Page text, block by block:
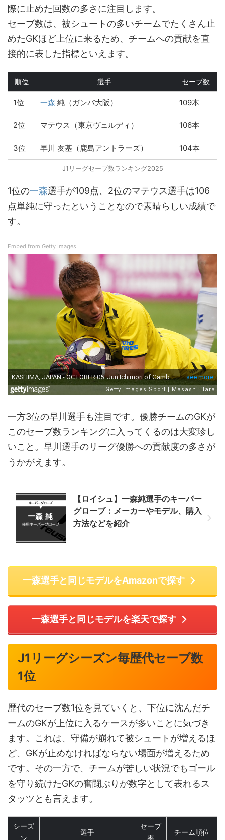
際に止めた回数の多さに注目します。
セーブ数は、被シュートの多いチームでたくさん止
めたGKほど上位に来るため、チームへの貢献を直
接的に表した指標といえます。
順位 選手 セーブ数
1位 一森 純（ガンバ大阪） 109本
2位 マテウス（東京ヴェルディ） 106本
3位 早川 友基（鹿島アントラーズ） 104本
J1リーグセーブ数ランキング2025
1位の一森選手が109点、2位のマテウス選手は106
点単純に守ったということなので素晴らしい成績で
す。
Embed from Getty Images
一方3位の早川選手も注目です。優勝チームのGKが
このセーブ数ランキングに入ってくるのは大変珍し
いこと。早川選手のリーグ優勝への貢献度の多さが
うかがえます。
【ロイシュ】一森純選手のキーパー
グローブ：メーカーやモデル、購入
方法などを紹介
一森選手と同じモデルをAmazonで探す
一森選手と同じモデルを楽天で探す
J1リーグシーズン毎歴代セーブ数
1位
歴代のセーブ数1位を見ていくと、下位に沈んだチ
ームのGKが上位に入るケースが多いことに気づき
ます。これは、守備が崩れて被シュートが増えるほ
ど、GKが止めなければならない場面が増えるため
です。その一方で、チームが苦しい状況でもゴール
を守り続けたGKの奮闘ぶりが数字として表れるス
タッツとも言えます。
シーズ
ン
選手
セーブ
率
チーム順位